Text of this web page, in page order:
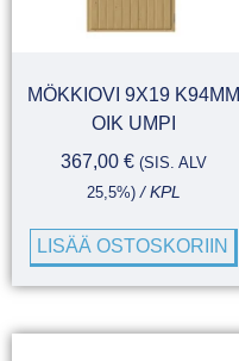
MÖKKIOVI 9X19 K94MM
OIK UMPI
367,00 € (SIS. ALV
25,5%)/ KPL
LISÄÄ OSTOSKORIIN